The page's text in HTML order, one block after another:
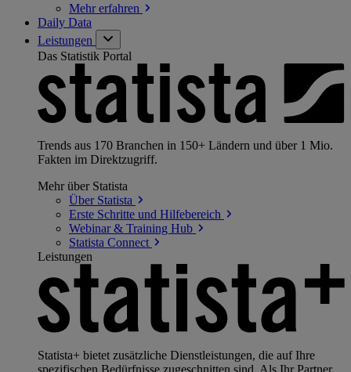
Mehrerfahren
Daily Data
Leistungen
Das Statistik Portal
Trends aus 170 Branchen in 150+ Ländern und über 1 Mio.
Fakten im Direktzugriff.
Mehr über Statista
Über Statista
Erste Schritte und Hilfebereich
Webinar & Training Hub
Statista Connect
Leistungen
Statista+ bietet zusätzliche Dienstleistungen, die auf Ihre
spezifischen Bedürfnisse zugeschnitten sind. Als Ihr Partner